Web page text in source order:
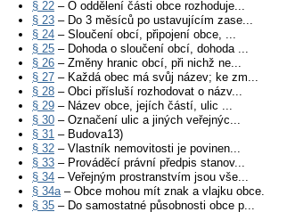
§ 22 – O oddělení části obce rozhoduje...
§ 23 – Do 3 měsíců po ustavujícím zase...
§ 24 – Sloučení obcí, připojení obce, ...
§ 25 – Dohoda o sloučení obcí, dohoda ...
§ 26 – Změny hranic obcí, při nichž ne...
§ 27 – Každá obec má svůj název; ke zm...
§ 28 – Obci přísluší rozhodovat o názv...
§ 29 – Název obce, jejích částí, ulic ...
§ 30 – Označení ulic a jiných veřejnýc...
§ 31 – Budova13)
§ 32 – Vlastník nemovitosti je povinen...
§ 33 – Prováděcí právní předpis stanov...
§ 34 – Veřejným prostranstvím jsou vše...
§ 34a– Obce mohou mít znak a vlajku obce.
§ 35 – Do samostatné působnosti obce p...